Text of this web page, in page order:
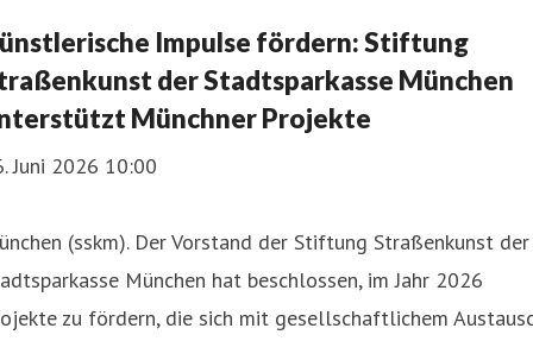
Impulse fördern: Stiftung
der Stadtsparkasse München
Münchner Projekte
Juni 2026 10:00
(sskm). Der Vorstand der Stiftung Straßenkunst der
München hat beschlossen, im Jahr 2026
zu fördern, die sich mit gesellschaftlichem